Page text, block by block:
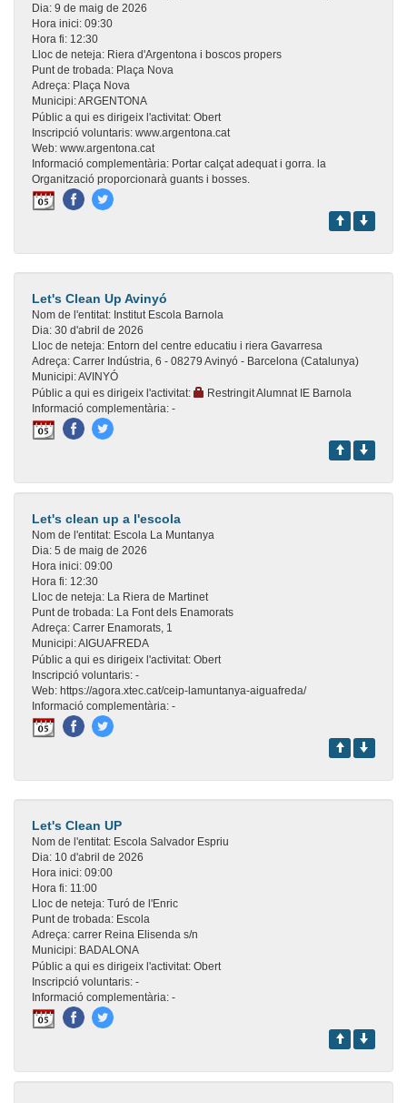
Dia: 9 de maig de 2026
Hora inici: 09:30
Hora fi: 12:30
Lloc de neteja: Riera d'Argentona i boscos propers
Punt de trobada: Plaça Nova
Adreça: Plaça Nova
Municipi:ARGENTONA
Públic a qui es dirigeix l'activitat: Obert
Inscripció voluntaris: www.argentona.cat
Web: www.argentona.cat
Informació complementària: Portar calçat adequat i gorra. la
Organització proporcionarà guants i bosses.
Let's Clean Up Avinyó
Nom de l'entitat: Institut Escola Barnola
Dia: 30 d'abril de 2026
Lloc de neteja: Entorn del centre educatiu i riera Gavarresa
Adreça: Carrer Indústria, 6 - 08279 Avinyó - Barcelona (Catalunya)
Municipi:AVINYÓ
Públic a qui es dirigeix l'activitat:
Restringit Alumnat IE Barnola
Informació complementària: -
Let's clean up a l'escola
Nom de l'entitat: Escola La Muntanya
Dia: 5 de maig de 2026
Hora inici: 09:00
Hora fi: 12:30
Lloc de neteja: La Riera de Martinet
Punt de trobada: La Font dels Enamorats
Adreça: Carrer Enamorats, 1
Municipi:AIGUAFREDA
Públic a qui es dirigeix l'activitat: Obert
Inscripció voluntaris: -
Web: https://agora.xtec.cat/ceip-lamuntanya-aiguafreda/
Informació complementària: -
Let's Clean UP
Nom de l'entitat: Escola Salvador Espriu
Dia: 10 d'abril de 2026
Hora inici: 09:00
Hora fi: 11:00
Lloc de neteja: Turó de l'Enric
Punt de trobada: Escola
Adreça: carrer Reina Elisenda s/n
Municipi: BADALONA
Públic a qui es dirigeix l'activitat: Obert
Inscripció voluntaris: -
Informació complementària: -